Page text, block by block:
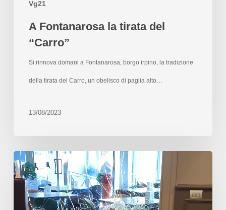
Vg21
A Fontanarosa la tirata del
“Carro”
Si rinnova domani a Fontanarosa, borgo irpino, la tradizione
della tirata del Carro, un obelisco di paglia alto…
13/08/2023